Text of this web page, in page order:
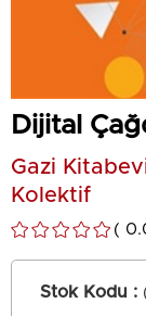
Dijital
Gazi
Kolektif
Stok Kodu